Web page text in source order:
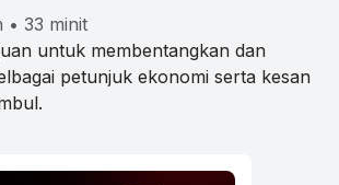
• 33 minit
untuk membentangkan dan
petunjuk ekonomi serta kesan